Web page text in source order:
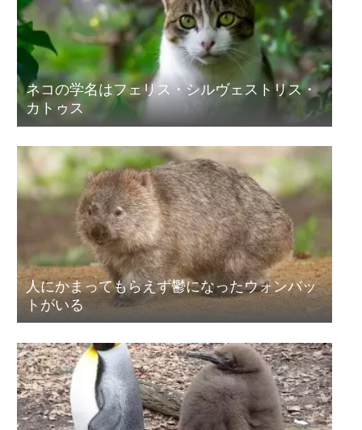
ネコの学名はフェリス・シルヴェストリス・
カトゥス
人にかまってもらえず鬱になったウォンバッ
トがいる